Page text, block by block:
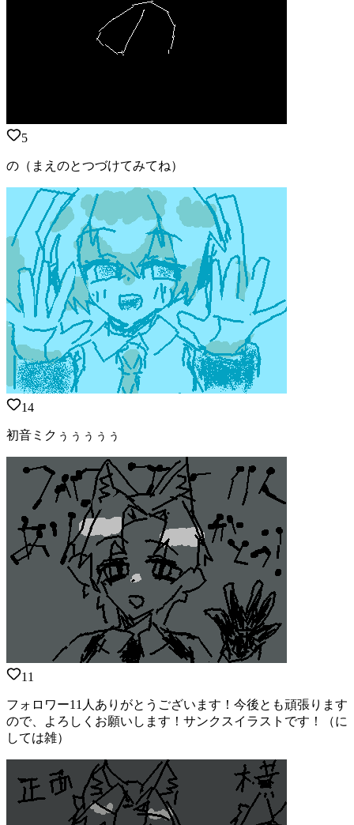
5
の（まえのとつづけてみてね）
14
初音ミクぅぅぅぅぅ
11
フォロワー11人ありがとうございます！今後とも頑張ります
ので、よろしくお願いします！サンクスイラストです！（に
しては雑）